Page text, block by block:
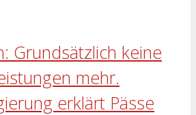
Grundsätzlich keine
mehr.
erklärt Pässe